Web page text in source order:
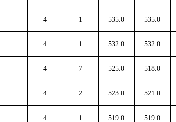
4 1 535.0 535.0
4 1 532.0 532.0
4 7 525.0 518.0
4 2 523.0 521.0
4 1 519.0 519.0